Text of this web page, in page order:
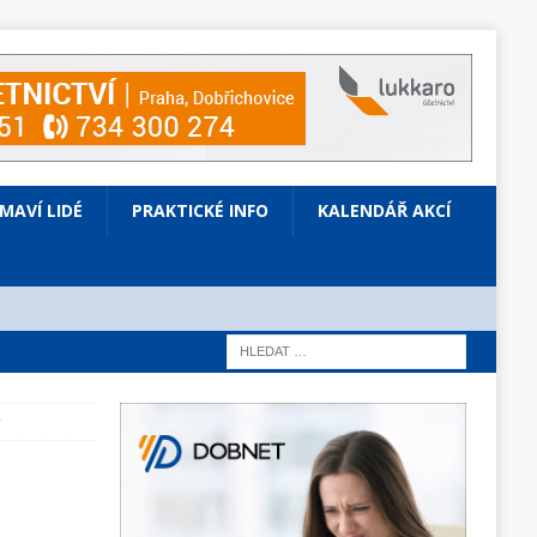
LIDÉ PRAKTICKÉ INFO KALENDÁŘ AKCÍ